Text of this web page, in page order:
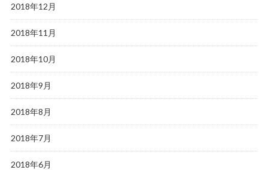
2018年12月
2018年11月
2018年10月
2018年9月
2018年8月
2018年7月
2018年6月